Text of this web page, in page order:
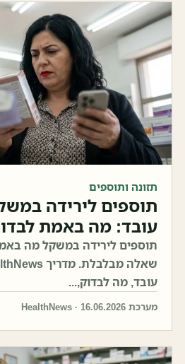
תזונה ותוספים
תוספים לירידה
עובד: מה באמת
תוספים לירידה במשקל מה
עובד, מה לבדוק,...
מערכת HealthNews · 16.06.2026